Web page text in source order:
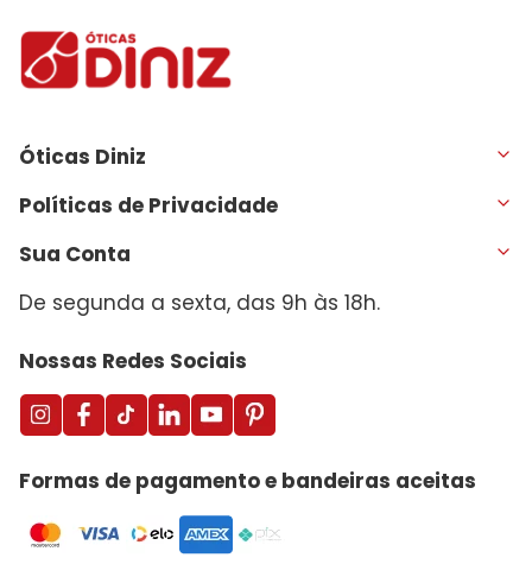
Óticas Diniz
Políticas de Privacidade
Sua Conta
De segunda a sexta, das 9h às 18h.
Nossas Redes Sociais
Formas de pagamento e bandeiras aceitas